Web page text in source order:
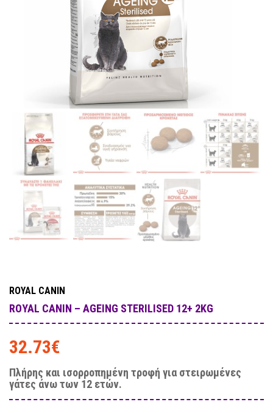
ROYAL CANIN
ROYAL CANIN – AGEING STERILISED 12+ 2KG
32.73€
Πλήρης και ισορροπημένη τροφή για στειρωμένες
γάτες άνω των 12 ετών.